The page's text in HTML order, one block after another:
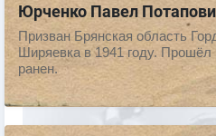
Юрченко Павел
Призван Брянская область
Ширяевка в 1941 году.
ранен.